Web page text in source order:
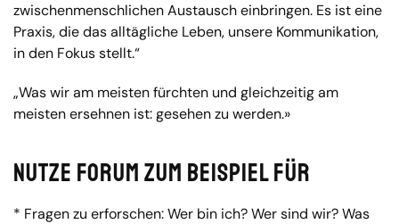
zwischenmenschlichen Austausch einbringen. Es ist eine
Praxis, die das alltägliche Leben, unsere Kommunikation,
in den Fokus stellt.“
„Was wir am meisten fürchten und gleichzeitig am
meisten ersehnen ist: gesehen zu werden.»
Nutze Forum zum Beispiel für
* Fragen zu erforschen: Wer bin ich? Wer sind wir? Was